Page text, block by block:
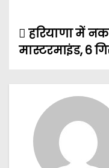
P
s
हरियाणा में
मास्टरमाइंड, 6